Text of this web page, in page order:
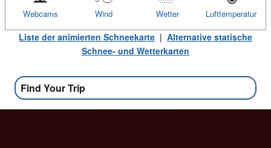
Lufttemperatur
Wetter
Wind
Webcams
Liste der animierten Schneekarte | Alternative statische
Schnee- und Wetterkarten
Find Your Trip